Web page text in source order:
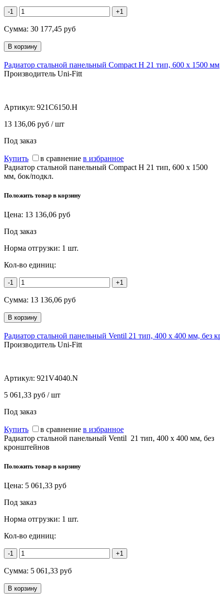
-1 +1
Сумма: 30 177,45 руб
Радиатор стальной панельный Compact H 21 тип, 600 х 1500 мм
Производитель Uni-Fitt
Артикул: 921C6150.H
13 136,06 руб / шт
Под заказ
Купить в сравнение в избранное
Радиатор стальной панельный Compact H 21 тип, 600 х 1500
мм, бок/подкл.
Положить товар в корзину
Цена: 13 136,06 руб
Под заказ
Норма отгрузки: 1 шт.
Кол-во единиц:
-1 +1
Сумма: 13 136,06 руб
Радиатор стальной панельный Ventil 21 тип, 400 х 400 мм, без
Производитель Uni-Fitt
Артикул: 921V4040.N
5 061,33 руб / шт
Под заказ
Купить в сравнение в избранное
Радиатор стальной панельный Ventil 21 тип, 400 х 400 мм, без
кронштейнов
Положить товар в корзину
Цена: 5 061,33 руб
Под заказ
Норма отгрузки: 1 шт.
Кол-во единиц:
-1 +1
Сумма: 5 061,33 руб